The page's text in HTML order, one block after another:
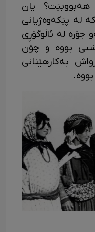
هەبووبێت؟ یان
لە پێکەوەژیانی
جۆرە لە ئاڵوگۆڕی
بووە و چۆن
بەکارهێنانی